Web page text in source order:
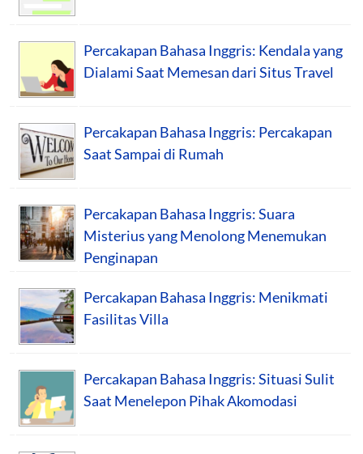
Percakapan Bahasa Inggris: Kendala yang
Dialami Saat Memesan dari Situs Travel
Percakapan Bahasa Inggris: Percakapan
Saat Sampai di Rumah
Percakapan Bahasa Inggris: Suara
Misterius yang Menolong Menemukan
Penginapan
Percakapan Bahasa Inggris: Menikmati
Fasilitas Villa
Percakapan Bahasa Inggris: Situasi Sulit
Saat Menelepon Pihak Akomodasi